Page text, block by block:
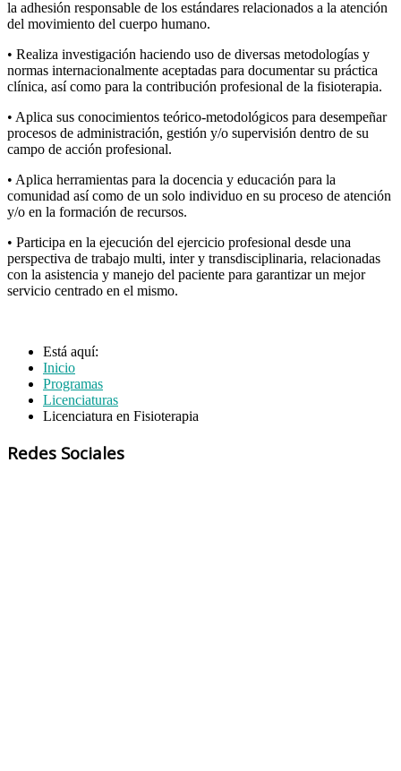
la adhesión responsable de los estándares relacionados a la atención
del movimiento del cuerpo humano.
• Realiza investigación haciendo uso de diversas metodologías y
normas internacionalmente aceptadas para documentar su práctica
clínica, así como para la contribución profesional de la fisioterapia.
• Aplica sus conocimientos teórico-metodológicos para desempeñar
procesos de administración, gestión y/o supervisión dentro de su
campo de acción profesional.
• Aplica herramientas para la docencia y educación para la
comunidad así como de un solo individuo en su proceso de atención
y/o en la formación de recursos.
• Participa en la ejecución del ejercicio profesional desde una
perspectiva de trabajo multi, inter y transdisciplinaria, relacionadas
con la asistencia y manejo del paciente para garantizar un mejor
servicio centrado en el mismo.
Está aquí:
Inicio
Programas
Licenciaturas
Licenciatura en Fisioterapia
Redes Sociales